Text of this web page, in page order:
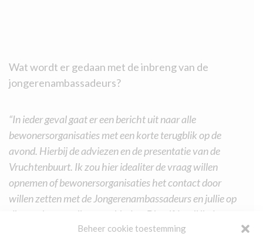
Beheer cookie toestemming
Wat wordt er gedaan met de inbreng van de
jongerenambassadeurs?
“In ieder geval gaat er een bericht uit naar alle
bewonersorganisaties met een korte terugblik op de
avond. Hierbij de adviezen en de presentatie van de
Vruchtenbuurt. Ik zou hier idealiter de vraag willen
opnemen of bewonersorganisaties het contact door
willen zetten met de Jongerenambassadeurs en jullie op
die manier met elkaar verbinden. Ditzelfde wil ik doen
voor het wijkpanel. De mail zal ook naar alle